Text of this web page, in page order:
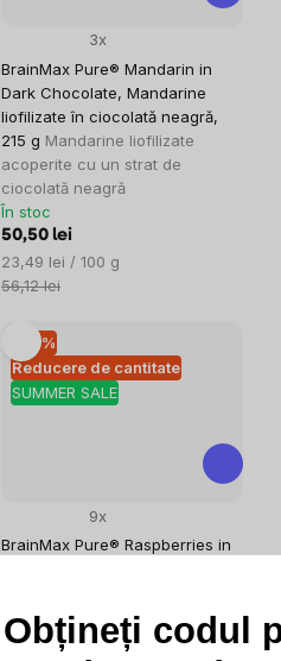
BrainMax Pure® Mandarin in
Dark Chocolate, Mandarine
liofilizate în ciocolată neagră,
215 g Mandarine liofilizate
acoperite cu un strat de
ciocolată neagră
3x
În stoc
50,50 lei
Evaluare
preţ:
23,49 lei / 100 g
56,12 lei
Reducere de cantitate
SUMMER SALE
–10 %
BrainMax Pure® Raspberries in
185 g
9x
În stoc
Obțineți codul